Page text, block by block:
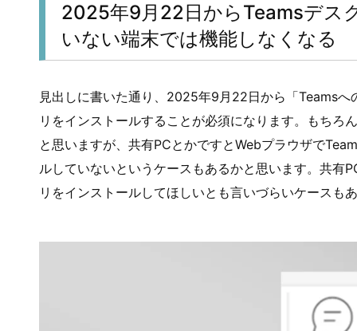
2025年9月22日からTeamsデス
いない端末では機能しなくなる
見出しに書いた通り、2025年9月22日から「Teams
リをインストールすることが必須になります。もちろ
と思いますが、共有PCとかですとWebプラウザで
ルしていないというケースもあるかと思います。共有
リをインストールしてほしいとも言いづらいケースも